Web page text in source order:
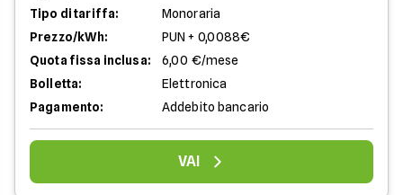
Tipo di tariffa:
Monoraria
Prezzo/kWh:
PUN + 0,0088€
Quota fissa inclusa:
6,00 €/mese
Bolletta:
Elettronica
Pagamento:
Addebito bancario
VAI